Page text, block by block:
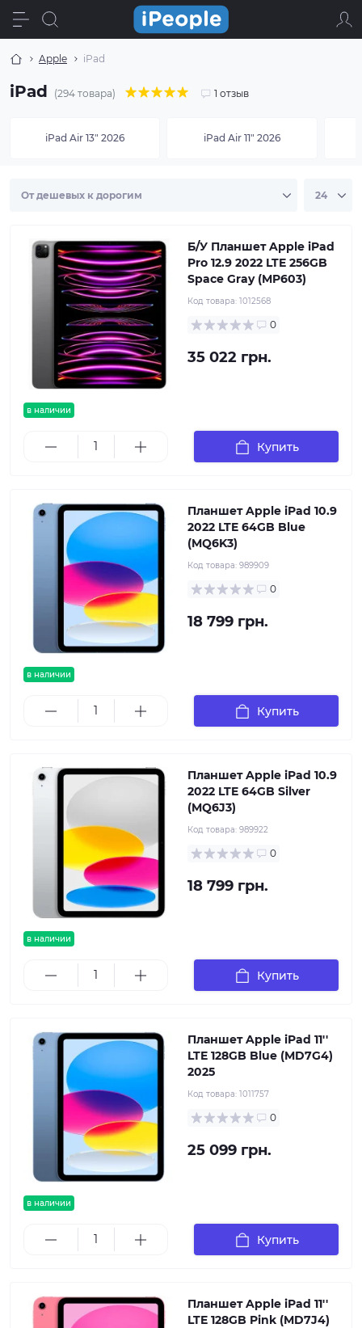
Apple iPad
iPad (294 товара) 1 отзыв
iPad Air 13" 2026 iPad Air 11" 2026
в наличии
Б/У Планшет Apple iPad
Pro 12.9 2022 LTE 256GB
Space Gray (MP603)
Код товара: 1012568
0
35 022 грн.
Купить
в наличии
Планшет Apple iPad 10.9
2022 LTE 64GB Blue
(MQ6K3)
Код товара: 989909
0
18 799 грн.
Купить
в наличии
Планшет Apple iPad 10.9
2022 LTE 64GB Silver
(MQ6J3)
Код товара: 989922
0
18 799 грн.
Купить
в наличии
Планшет Apple iPad 11''
LTE 128GB Blue (MD7G4)
2025
Код товара: 1011757
0
25 099 грн.
Купить
Планшет Apple iPad 11''
LTE 128GB Pink (MD7J4)